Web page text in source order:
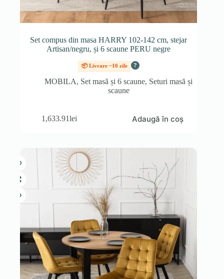
Set compus din masa HARRY 102-142 cm, stejar
Artisan/negru, și 6 scaune PERU negre
📦 Livrare ~10 zile ?
MOBILA, Set masă și 6 scaune, Seturi masă și
scaune
1,633.91lei Adaugă în coș